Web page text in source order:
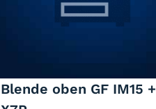
Blende oben GF IM15 +